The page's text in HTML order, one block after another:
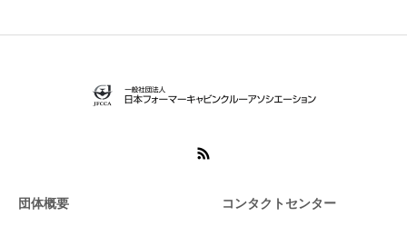
団体概要 コンタクトセンター